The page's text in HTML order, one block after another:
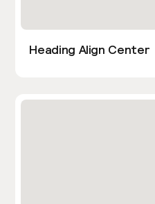
Heading Align Center